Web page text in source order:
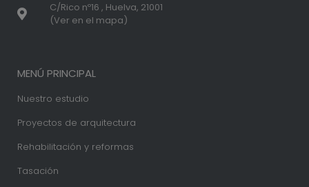
C/Rico nº16 , Huelva, 21001
(Ver en el mapa)
MENÚ PRINCIPAL
Nuestro estudio
Proyectos de arquitectura
Rehabilitación y reformas
Tasación